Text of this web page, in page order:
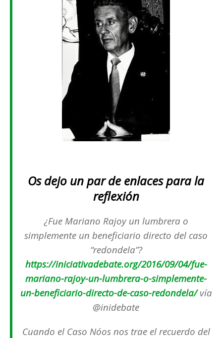
Os dejo un par de enlaces para la
reflexión
¿Fue Mariano Rajoy un lumbrera o
simplemente un beneficiario directo del caso
“redondela”?
https://iniciativadebate.org/2016/09/04/fue-
mariano-rajoy-un-lumbrera-o-simplemente-
un-beneficiario-directo-de-caso-redondela/vía
@inidebate
Cuando el Caso Nóos nos trae el recuerdo del